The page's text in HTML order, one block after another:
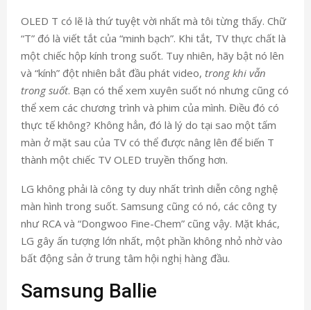
OLED T có lẽ là thứ tuyệt vời nhất mà tôi từng thấy. Chữ
“T” đó là viết tắt của “minh bạch”. Khi tắt, TV thực chất là
một chiếc hộp kính trong suốt. Tuy nhiên, hãy bật nó lên
và “kính” đột nhiên bắt đầu phát video, trong khi vẫn
trong suốt. Bạn có thể xem xuyên suốt nó nhưng cũng có
thể xem các chương trình và phim của mình. Điều đó có
thực tế không? Không hẳn, đó là lý do tại sao một tấm
màn ở mặt sau của TV có thể được nâng lên để biến T
thành một chiếc TV OLED truyền thống hơn.
LG không phải là công ty duy nhất trình diễn công nghệ
màn hình trong suốt. Samsung cũng có nó, các công ty
như RCA và “Dongwoo Fine-Chem” cũng vậy. Mặt khác,
LG gây ấn tượng lớn nhất, một phần không nhỏ nhờ vào
bất động sản ở trung tâm hội nghị hàng đầu.
Samsung Ballie